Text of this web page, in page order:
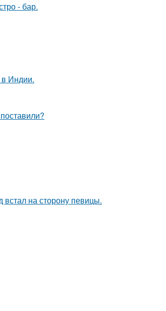
- бар.
в Индии.
встал на сторону певицы.